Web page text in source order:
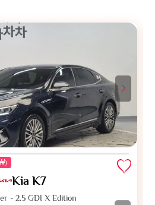
Kia K7
- 2.5 GDI X Edition